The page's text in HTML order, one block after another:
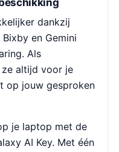
dankzij
en Gemini
Als
altijd voor je
op jouw gesproken
je laptop met de
AI Key. Met één